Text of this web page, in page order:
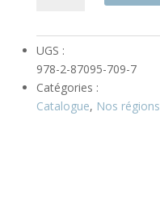
de
Meuse
en
Basse-
UGS :
978-2-87095-709-7
Catégories :
Catalogue, Nos régions